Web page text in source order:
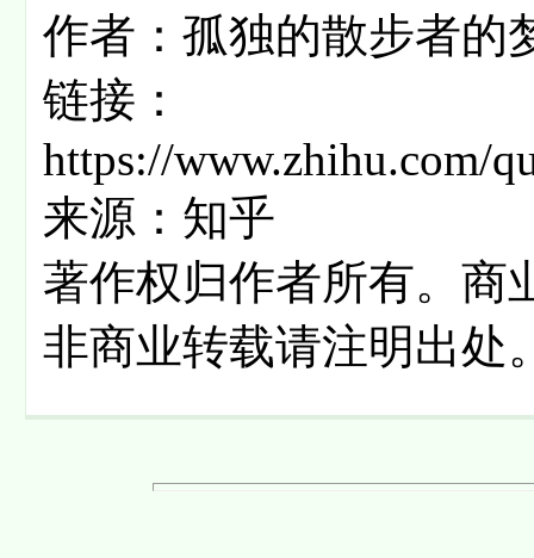
作者：孤独的散步者的
链接：
https://www.zhihu.com/
来源：知乎
著作权归作者所有。商
非商业转载请注明出处